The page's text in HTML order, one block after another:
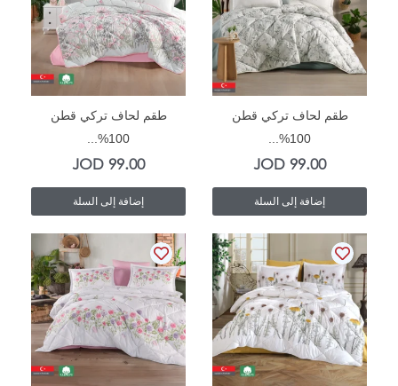
طقم لحاف تركي قطن
100%...
99.00
JOD
إضافة إلى السلة
طقم لحاف تركي قطن
100%...
99.00
JOD
إضافة إلى السلة
In Stock